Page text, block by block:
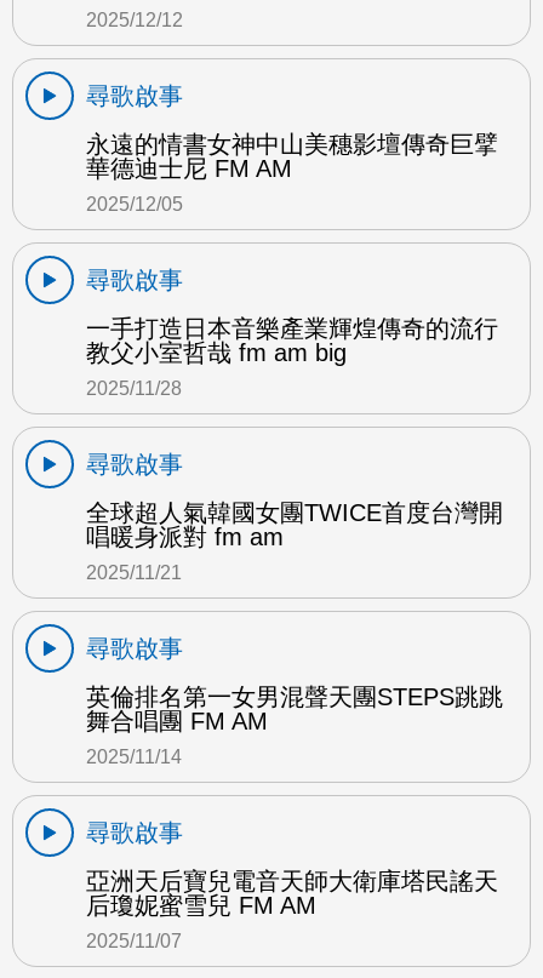
2025/12/12
尋歌啟事
永遠的情書女神中山美穗影壇傳奇巨擘
華德迪士尼 FM AM
2025/12/05
尋歌啟事
一手打造日本音樂產業輝煌傳奇的流行
教父小室哲哉 fm am big
2025/11/28
尋歌啟事
全球超人氣韓國女團TWICE首度台灣開
唱暖身派對 fm am
2025/11/21
尋歌啟事
英倫排名第一女男混聲天團STEPS跳跳
舞合唱團 FM AM
2025/11/14
尋歌啟事
亞洲天后寶兒電音天師大衛庫塔民謠天
后瓊妮蜜雪兒 FM AM
2025/11/07